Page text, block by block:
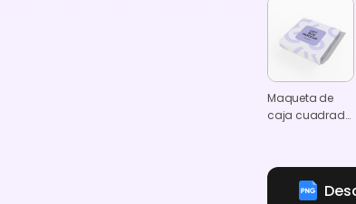
Maqueta de
caja cuadrada
tapa